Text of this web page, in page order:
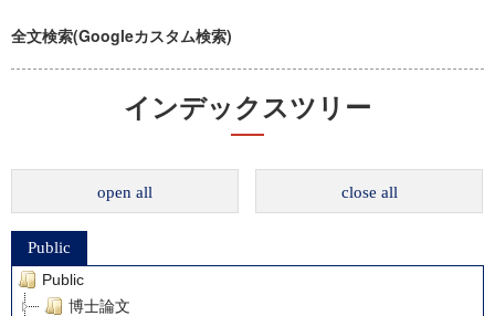
全文検索(Googleカスタム検索)
インデックスツリー
open all close all
Public
Public
博士論文